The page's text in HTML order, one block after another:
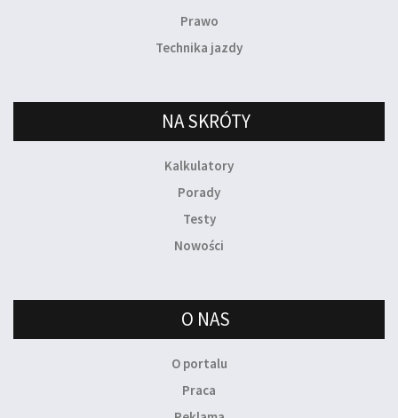
Prawo
Technika jazdy
NA SKRÓTY
Kalkulatory
Porady
Testy
Nowości
O NAS
O portalu
Praca